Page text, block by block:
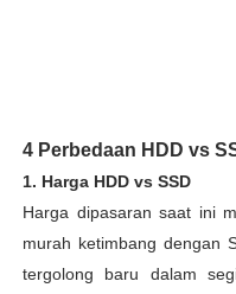
4 Perbedaan HDD vs
1. Harga HDD vs SSD
Harga dipasaran saat ini
murah ketimbang dengan
tergolong baru dalam